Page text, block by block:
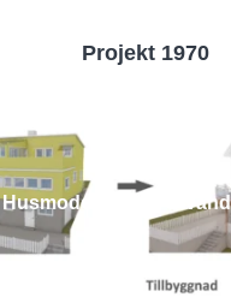
Projekt 1970
Husmodell 1970 -